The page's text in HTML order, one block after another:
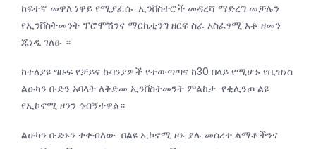
ከፍተኛ መዋለ ነዋይ የሚያፈሱ ኢንቨስተሮች መዳረሻ ማድረግ መቻሉን
የኢንቨስትመንት ፕሮሞሽንና ማርኬቲንግ ዘርፍ ስራ አስፈፃሚ አቶ ዘመን
ጁነዲ ገለፁ ።
ከተለያዩ ግዙፍ የቻይና ኩባንያዎች የተውጣጣና ከ30 በላይ የሚሆኑ የቢዝነስ
ልዑካን ቡድን አባላት ለቅድመ ኢንቨስትመንት ምልከታ የቂሊንጦ ልዩ
የኢኮኖሚ ዞንን ጎብኝተዋል።
ልዑካን ቡድኑን ተቀብለው በልዩ ኢኮኖሚ ዞኑ ያሉ መሰረተ ልማቶችንና